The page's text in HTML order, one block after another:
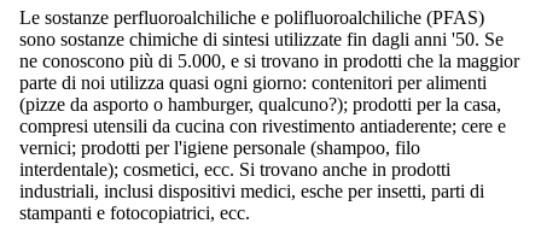
Le sostanze perfluoroalchiliche e polifluoroalchiliche (PFAS)
sono sostanze chimiche di sintesi utilizzate fin dagli anni '50. Se
ne conoscono più di 5.000, e si trovano in prodotti che la maggior
parte di noi utilizza quasi ogni giorno: contenitori per alimenti
(pizze da asporto o hamburger, qualcuno?); prodotti per la casa,
compresi utensili da cucina con rivestimento antiaderente; cere e
vernici; prodotti per l'igiene personale (shampoo, filo
interdentale); cosmetici, ecc. Si trovano anche in prodotti
industriali, inclusi dispositivi medici, esche per insetti, parti di
stampanti e fotocopiatrici, ecc.